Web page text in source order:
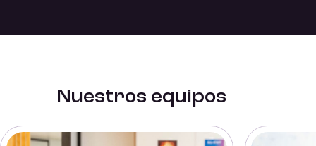
Nuestros equipos